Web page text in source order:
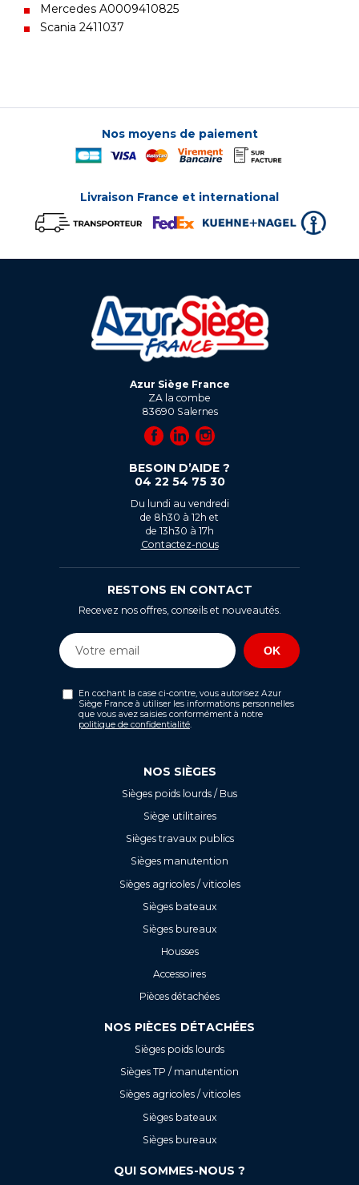
Mercedes A0009410825
Scania 2411037
Nos moyens de paiement
Livraison France et international
Azur Siège France
ZA la combe
83690 Salernes
BESOIN D’AIDE ?
04 22 54 75 30
Du lundi au vendredi
de 8h30 à 12h et
de 13h30 à 17h
Contactez-nous
RESTONS EN CONTACT
Recevez nos offres, conseils et nouveautés.
En cochant la case ci-contre, vous autorisez Azur
Siège France à utiliser les informations personnelles
que vous avez saisies conformément à notre
politique de confidentialité.
NOS SIÈGES
Sièges poids lourds / Bus
Siège utilitaires
Sièges travaux publics
Sièges manutention
Sièges agricoles / viticoles
Sièges bateaux
Sièges bureaux
Housses
Accessoires
Pièces détachées
NOS PIÈCES DÉTACHÉES
Sièges poids lourds
Sièges TP / manutention
Sièges agricoles / viticoles
Sièges bateaux
Sièges bureaux
QUI SOMMES-NOUS ?